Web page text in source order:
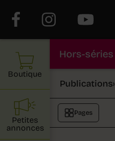
Hors-séries
Publications›
Pages
Boutique
Petites
annonces